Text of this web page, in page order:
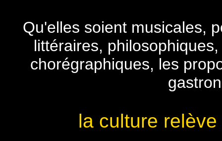
Qu'elles soient musicales,
littéraires,
chorégraphiques, les
la culture